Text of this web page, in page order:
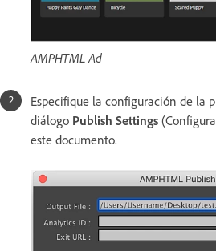
AMPHTML Ad
Especifique la configuración de la
diálogo Publish Settings
este documento.